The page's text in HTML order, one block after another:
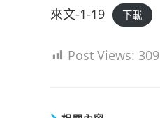
來文-1-19 下載
Post Views: 309